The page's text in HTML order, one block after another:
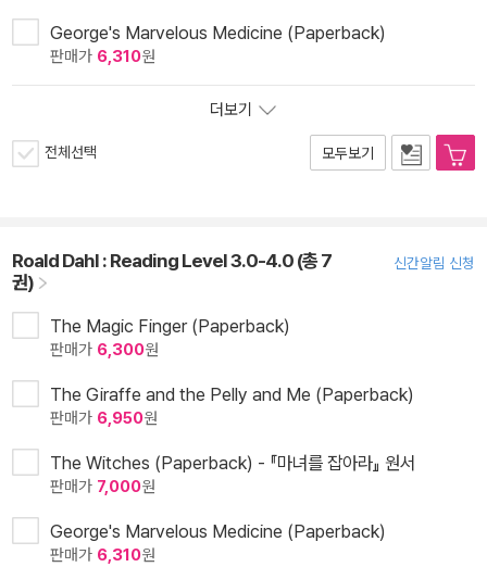
George's Marvelous Medicine (Paperback)
판매가 6,310원
더보기
전체선택 모두보기
Roald Dahl : Reading Level 3.0-4.0 (총 7
권)
신간알림 신청
The Magic Finger (Paperback)
판매가 6,300원
The Giraffe and the Pelly and Me (Paperback)
판매가 6,950원
The Witches (Paperback) - 『마녀를 잡아라』 원서
판매가 7,000원
George's Marvelous Medicine (Paperback)
판매가 6,310원